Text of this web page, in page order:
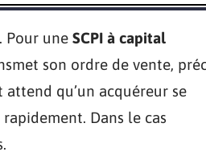
Pour une SCPI à capital
son ordre de vente,
qu’un acquéreur se
Dans le cas